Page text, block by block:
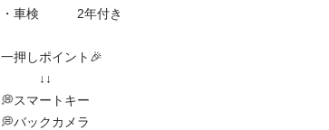
・車検　　　2年付き
一押しポイント🎉
↓↓
💭スマートキー
💭バックカメラ